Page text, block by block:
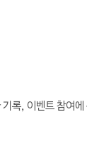
록, 이벤트 참여에